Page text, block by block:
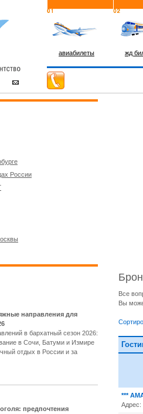
авиабилеты жд
России
направления для
в бархатный сезон 2026:
в Сочи, Батуми и Измире
отдых в России и за
предпочтения
Все
Вы
***
Адрес: